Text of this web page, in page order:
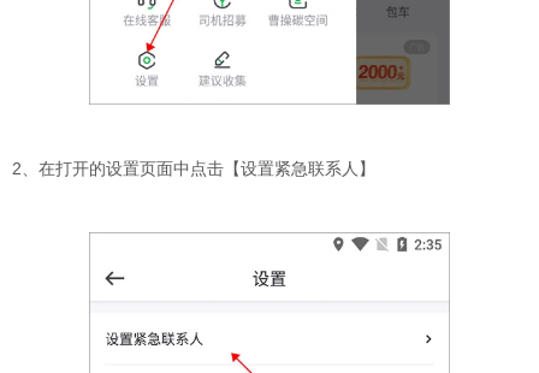
2、在打开的设置页面中点击【设置紧急联系人】